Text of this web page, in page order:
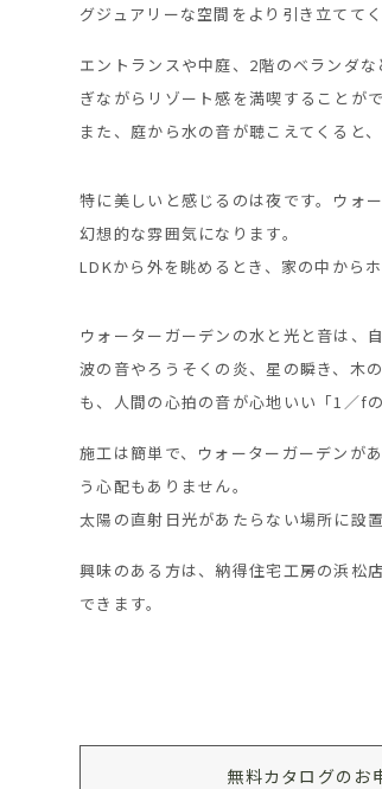
グジュアリーな空間をより引き立ててく
エントランスや中庭、2階のベランダ
ぎながらリゾート感を満喫することがで
また、庭から水の音が聴こえてくると
特に美しいと感じるのは夜です。ウォ
幻想的な雰囲気になります。
LDKから外を眺めるとき、家の中から
ウォーターガーデンの水と光と音は、
波の音やろうそくの炎、星の瞬き、木
も、人間の心拍の音が心地いい「1／fの
施工は簡単で、ウォーターガーデンが
う心配もありません。
太陽の直射日光があたらない場所に設
興味のある方は、納得住宅工房の浜松
できます。
無料カタログのお